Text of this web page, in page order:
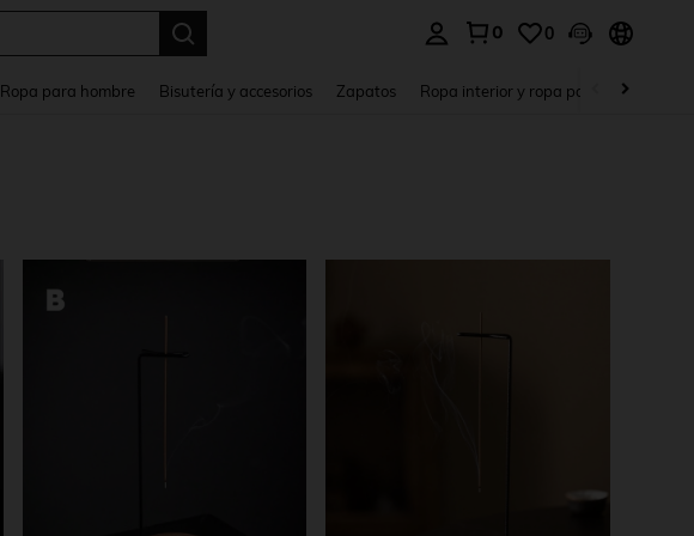
0 0
Ropa para hombre Bisutería y accesorios Zapatos Ropa interior y ropa para dormir